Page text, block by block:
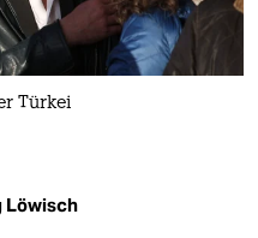
Türkei
Löwisch